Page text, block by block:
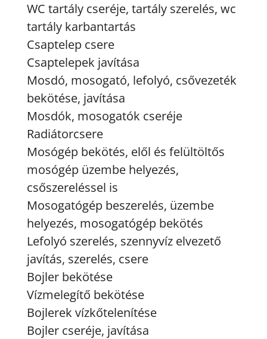
WC tartály cseréje, tartály szerelés, wc
tartály karbantartás
Csaptelep csere
Csaptelepek javítása
Mosdó, mosogató, lefolyó, csővezeték
bekötése, javítása
Mosdók, mosogatók cseréje
Radiátorcsere
Mosógép bekötés, elől és felültöltős
mosógép üzembe helyezés,
csőszereléssel is
Mosogatógép beszerelés, üzembe
helyezés, mosogatógép bekötés
Lefolyó szerelés, szennyvíz elvezető
javítás, szerelés, csere
Bojler bekötése
Vízmelegítő bekötése
Bojlerek vízkőtelenítése
Bojler cseréje, javítása